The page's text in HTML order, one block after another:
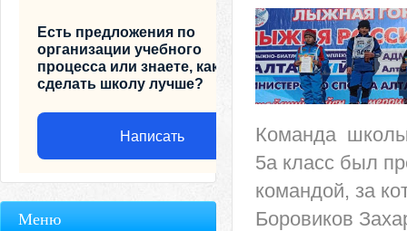
Команда школы
5а класс был
командой, за
Боровиков
Есть предложения по
организации учебного
процесса или знаете, как
сделать школу лучше?
Написать
Меню